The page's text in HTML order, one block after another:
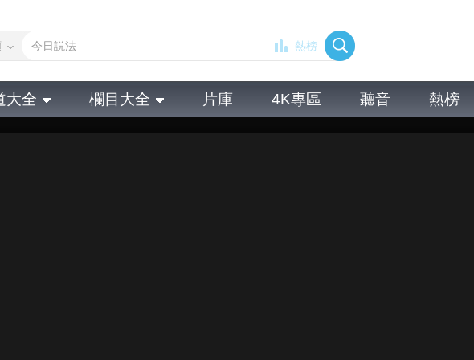
熱榜
大全 欄目大全 片庫 4K專區 聽音 熱榜